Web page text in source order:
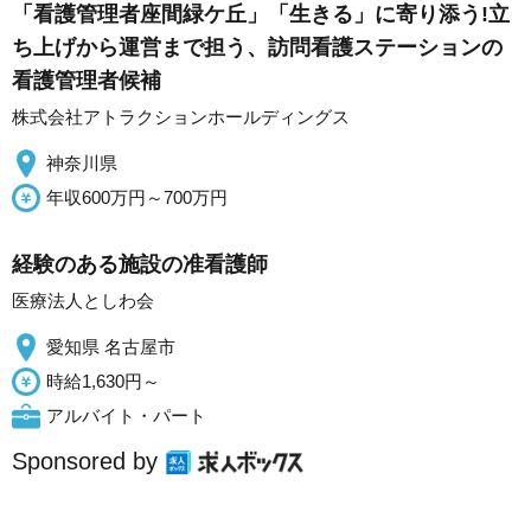
「看護管理者座間緑ケ丘」「生きる」に寄り添う!立
ち上げから運営まで担う、訪問看護ステーションの
看護管理者候補
株式会社アトラクションホールディングス
神奈川県
年収600万円～700万円
経験のある施設の准看護師
医療法人としわ会
愛知県 名古屋市
時給1,630円～
アルバイト・パート
Sponsored by